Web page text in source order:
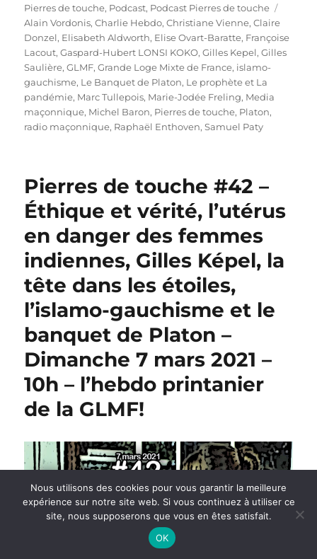
le
Pierres de touche, Podcast, Podcast Pierres de touche
Alain Vordonis,Charlie Hebdo,Christiane Vienne,Claire
Donzel, Elisabeth Aldworth, Elise Ovart-Baratte, Françoise
Lacout,Gaspard-Hubert LONSI KOKO,Gilles Kepel,Gilles
Saulière,GLMF,Grande Loge Mixte de France, islamo-
gauchisme, Le Banquet de Platon, Le prophète et La
pandémie, Marc Tullepois, Marie-Jodée Freling, Media
maçonnique, Michel Baron, Pierres de touche, Platon,
radio maçonnique, Raphaël Enthoven,Samuel Paty
Pierres de touche #42 –
Éthique et vérité, l’utérus
en danger des femmes
indiennes, Gilles Képel, la
tête dans les étoiles,
l’islamo-gauchisme et le
banquet de Platon –
Dimanche 7 mars 2021 –
10h – l’hebdo printanier
de la GLMF!
Nous utilisons des cookies pour vous garantir la meilleure
expérience sur notre site web. Si vous continuez à utiliser ce
site, nous supposerons que vous en êtes satisfait.
OK